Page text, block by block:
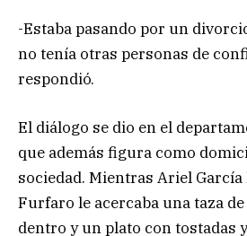
-Estaba pasando por un
no tenía otras personas de
respondió.
El diálogo se dio en el
que además figura como
sociedad. Mientras Ariel
Furfaro le acercaba una taza
dentro y un plato con tostadas